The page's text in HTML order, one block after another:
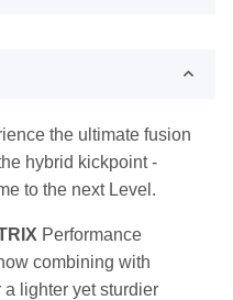
the ultimate fusion
hybrid kickpoint -
to the next Level.
Performance
combining with
lighter yet sturdier